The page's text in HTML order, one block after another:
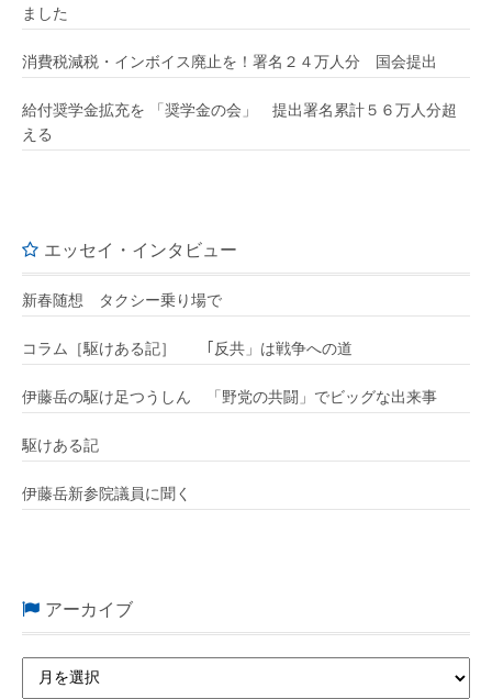
ました
消費税減税・インボイス廃止を！署名２４万人分 国会提出
給付奨学金拡充を 「奨学金の会」 提出署名累計５６万人分超
える
エッセイ・インタビュー
新春随想 タクシー乗り場で
コラム［駆けある記］ ｢反共」は戦争への道
伊藤岳の駆け足つうしん 「野党の共闘」でビッグな出来事
駆けある記
伊藤岳新参院議員に聞く
アーカイブ